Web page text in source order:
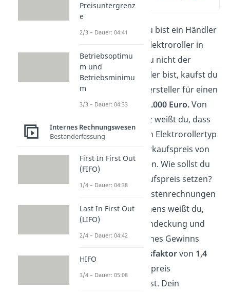
(01:27)
Nehmen wir an, du bist ein Händler
für die neuesten Elektroroller in
deiner Stadt. Da du nicht der
Produzent der Roller bist, kaufst du
diese bei einem Hersteller für einen
Bezugspreis
1.000 Euro.Von
deiner Konkurrenz weißt du, dass
sie einen ähnlichen Elektrorollertyp
für einen Listenverkaufspreis von
1.800 Euro anbieten. Wie sollst du
also deinen Verkaufspreis setzen?
Aus vorherigen Kostenrechnungen
deines Unternehmens weißt du,
dass du zur Kostendeckung und
zum Verbuchen eines Gewinns
Kalkulationsfaktorvon 1,4
auf deinen Bezugspreis
aufschlagen solltest. Dein
Preisuntergrenz
e
2/3 – Dauer: 04:41
Betriebsoptimu
m und
Betriebsminimu
m
3/3 – Dauer: 04:33
Internes Rechnungswesen
Bestanderfassung
First In First Out
(FIFO)
1/4 – Dauer: 04:38
Last In First Out
(LIFO)
2/4 – Dauer: 04:42
HIFO
3/4 – Dauer: 05:08